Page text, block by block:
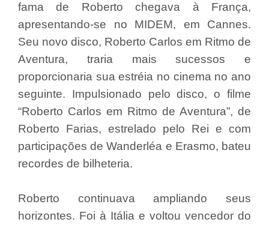
fama de Roberto chegava à França,
apresentando-se no MIDEM, em Cannes.
Seu novo disco, Roberto Carlos em Ritmo de
Aventura, traria mais sucessos e
proporcionaria sua estréia no cinema no ano
seguinte. Impulsionado pelo disco, o filme
“Roberto Carlos em Ritmo de Aventura”, de
Roberto Farias, estrelado pelo Rei e com
participações de Wanderléa e Erasmo, bateu
recordes de bilheteria.
Roberto continuava ampliando seus
horizontes. Foi à Itália e voltou vencedor do